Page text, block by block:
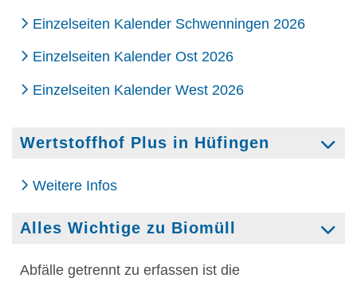
Einzelseiten Kalender Schwenningen 2026
Einzelseiten Kalender Ost 2026
Einzelseiten Kalender West 2026
Wertstoffhof Plus in Hüfingen
Weitere Infos
Alles Wichtige zu Biomüll
Abfälle getrennt zu erfassen ist die